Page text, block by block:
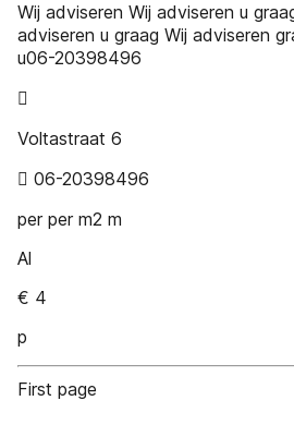
Wij adviseren Wij adviseren u
adviseren u graag Wij adviseren
u06-20398496

Voltastraat 6
 06-20398496
per per m2 m
Al
€ 4
p
First page